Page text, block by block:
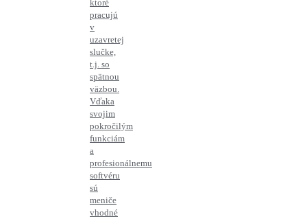
ktoré
pracujú
v
uzavretej
slučke,
t.j. so
spätnou
väzbou.
Vďaka
svojim
pokročilým
funkciám
a
profesionálnemu
softvéru
sú
meniče
vhodné